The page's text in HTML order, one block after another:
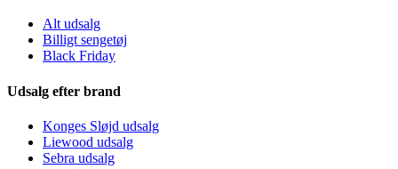
Alt udsalg
Billigt sengetøj
Black Friday
Udsalg efter brand
Konges Sløjd udsalg
Liewood udsalg
Sebra udsalg